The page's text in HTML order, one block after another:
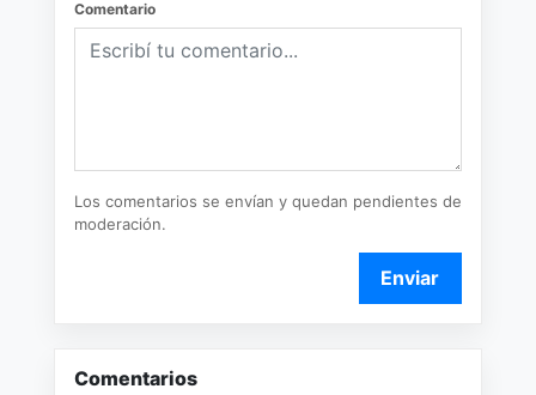
Comentario
Los comentarios se envían y quedan pendientes de
moderación.
Enviar
Comentarios